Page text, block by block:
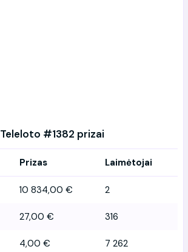
Teleloto #1382 prizai
Prizas Laimėtojai
10 834,00 € 2
27,00 € 316
4,00 € 7 262